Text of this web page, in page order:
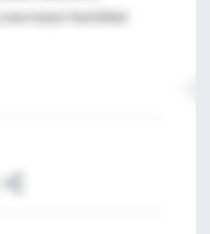
mayor humildad